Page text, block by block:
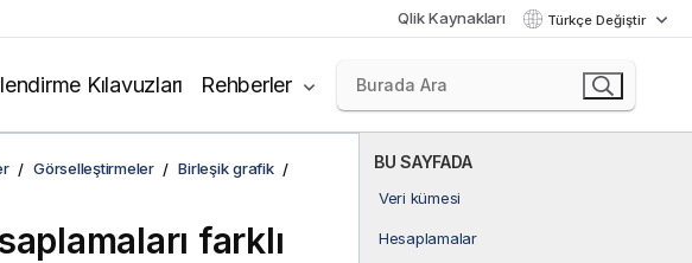
Qlik Kaynakları Türkçe Değiştir
Kılavuzları Rehberler
BU SAYFADA
Veri kümesi
Hesaplamalar
Görselleştirmeler Birleşik grafik
farklı